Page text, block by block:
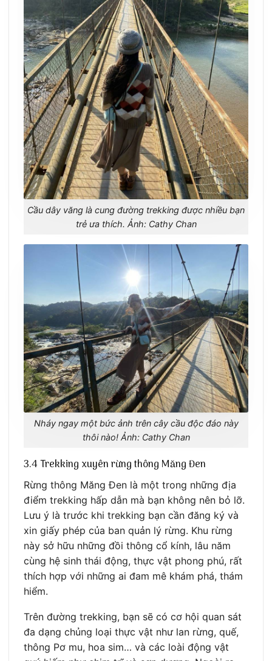
Cầu dây văng là cung đường trekking được nhiều bạn
trẻ ưa thích. Ảnh: Cathy Chan
Nháy ngay một bức ảnh trên cây cầu độc đáo này
thôi nào! Ảnh: Cathy Chan
3.4 Trekking xuyên rừng thông Măng Đen
Rừng thông Măng Đen là một trong những địa
điểm trekking hấp dẫn mà bạn không nên bỏ lỡ.
Lưu ý là trước khi trekking bạn cần đăng ký và
xin giấy phép của ban quản lý rừng. Khu rừng
này sở hữu những đồi thông cổ kính, lâu năm
cùng hệ sinh thái động, thực vật phong phú, rất
thích hợp với những ai đam mê khám phá, thám
hiểm.
Trên đường trekking, bạn sẽ có cơ hội quan sát
đa dạng chủng loại thực vật như lan rừng, quế,
thông Pơ mu, hoa sim… và các loài động vật